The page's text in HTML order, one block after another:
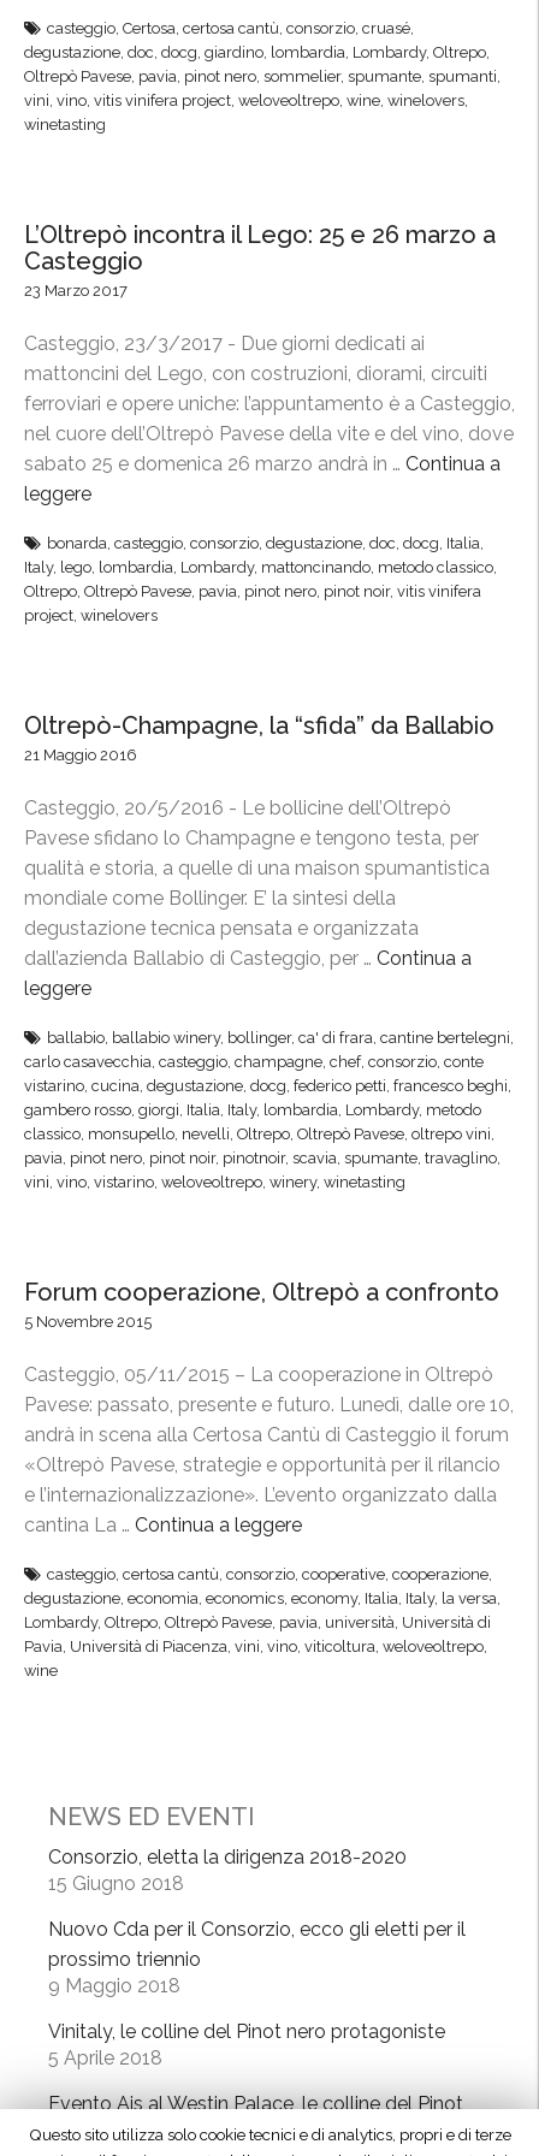
l
t
r
t
a
l
,
i
l
a
r
d
P
i
n
o
t
n
r
o
”
casteggio Certosa certosa cantù consorzio cruasé
degustazione doc docg giardino lombardia Lombardy, Oltrepo
Oltrepò Pavese pavia pinot nero sommelier, spumante spumanti
vini vino vitis vinifera project weloveoltrepo wine winelovers
winetasting
L’Oltrepò incontra il Lego: 25 e 26 marzo a
Casteggio
23 Marzo 2017
Casteggio, 23/3/2017 - Due giorni dedicati ai
mattoncini del Lego, con costruzioni, diorami, circuiti
ferroviari e opere uniche: l’appuntamento è a Casteggio,
nel cuore dell’Oltrepò Pavese della vite e del vino, dove
sabato 25 e domenica 26 marzo andrà in … Continua a
leggere
’
O
l
p
ò
n
o
i
l
L
e
g
o
e
6
m
a
r
z
o
C
a
s
o
”
bonarda, casteggio, consorzio, degustazione, doc, docg, Italia,
Italy, lego, lombardia, Lombardy, mattoncinando, metodo classico,
Oltrepo, Oltrepò Pavese, pavia, pinot nero, pinot noir, vitis vinifera
project, winelovers
Oltrepò-Champagne, la “sfida” da Ballabio
21 Maggio 2016
Casteggio, 20/5/2016 - Le bollicine dell’Oltrepò
Pavese sfidano lo Champagne e tengono testa, per
qualità e storia, a quelle di una maison spumantistica
mondiale come Bollinger. E’ la sintesi della
degustazione tecnica pensata e organizzata
dall’azienda Ballabio di Casteggio, per … Continua a
leggere
l
t
r
e
p
h
a
p
a
g
n
e
a
“
s
d
a
B
a
l
l
b
o
”
ballabio, ballabio winery, bollinger, ca' di frara, cantine bertelegni,
carlo casavecchia, casteggio, champagne, chef, consorzio, conte
vistarino, cucina, degustazione, docg, federico petti, francesco beghi,
gambero rosso, giorgi, Italia, Italy, lombardia, Lombardy, metodo
classico, monsupello, nevelli, Oltrepo, Oltrepò Pavese, oltrepo vini,
pavia, pinot nero, pinot noir, pinotnoir, scavia, spumante, travaglino,
vini, vino, vistarino, weloveoltrepo, winery, winetasting
Forum cooperazione, Oltrepò a confronto
5 Novembre 2015
Casteggio, 05/11/2015 – La cooperazione in Oltrepò
Pavese: passato, presente e futuro. Lunedì, dalle ore 10,
andrà in scena alla Certosa Cantù di Casteggio il forum
«Oltrepò Pavese, strategie e opportunità per il rilancio
e l’internazionalizzazione». L’evento organizzato dalla
cantina La … Continua a leggere
o
r
u
r
e
O
l
casteggio, certosa cantù, consorzio, cooperative, cooperazione,
degustazione, economia, economics, economy, Italia, Italy, la versa,
Lombardy, Oltrepo, Oltrepò Pavese, pavia, università, Università di
Pavia, Università di Piacenza, vini, vino, viticoltura, weloveoltrepo,
wine
NEWS ED EVENTI
Consorzio, eletta la dirigenza 2018-2020
15 Giugno 2018
Nuovo Cda per il Consorzio, ecco gli eletti per il
prossimo triennio
9 Maggio 2018
Vinitaly, le colline del Pinot nero protagoniste
5 Aprile 2018
Evento Ais al Westin Palace, le colline del Pinot
nero protagoniste a Milano
Questo sito utilizza solo cookie tecnici e di analytics, propri e di terze